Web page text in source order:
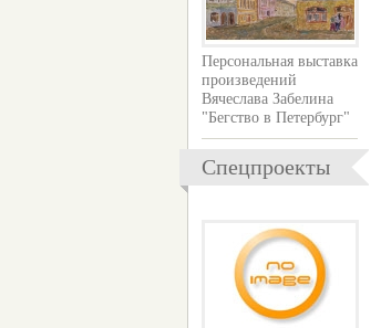
Персональная выставка
произведений
Вячеслава Забелина
"Бегство в Петербург"
Спецпроекты